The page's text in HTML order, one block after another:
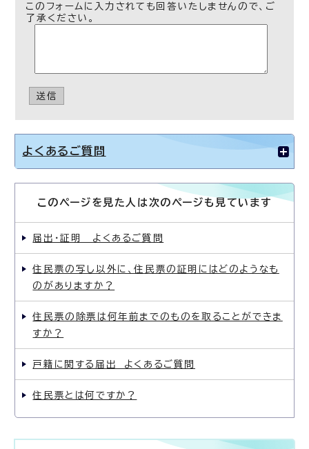
このフォームに入力されても回答いたしませんので、ご
了承ください。
送信
よくあるご質問
このページを見た人は次のページも見ています
届出・証明 よくあるご質問
住民票の写し以外に、住民票の証明にはどのようなも
のがありますか？
住民票の除票は何年前までのものを取ることができま
すか？
戸籍に関する届出 よくあるご質問
住民票とは何ですか？